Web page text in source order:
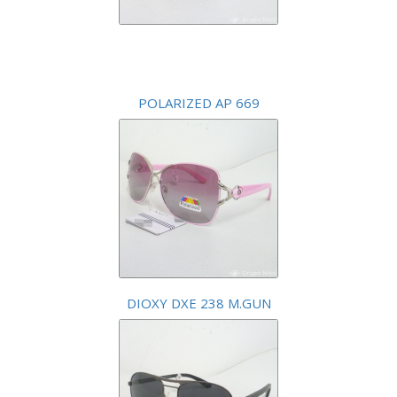
POLARIZED AP 669
DIOXY DXE 238 M.GUN